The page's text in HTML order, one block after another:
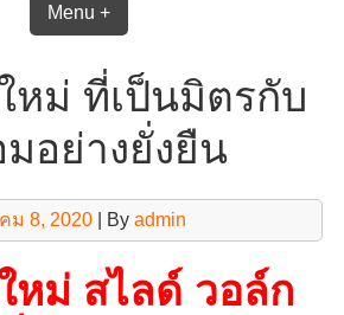
Menu +
หม่ ที่เป็นมิตรกับ
อย่างยั่งยืน
ม 8, 2020| By admin
หม่ สไลด์ วอล์ก